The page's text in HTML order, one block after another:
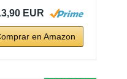
EUR
en Amazon